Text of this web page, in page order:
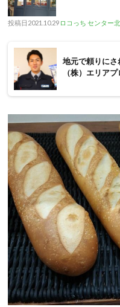
投稿日 2021.10.29 ロコっち センター
地元で頼りにさ
（株）エリア